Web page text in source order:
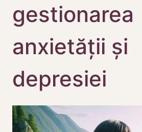
gestionarea
anxietății și
depresiei